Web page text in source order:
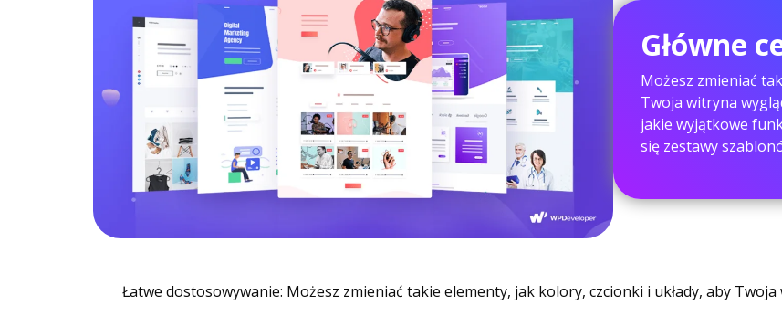
Główne
Możesz zmieniać
Twoja witryna
jakie wyjątkowe
się zestawy
Łatwe dostosowywanie: Możesz zmieniać takie elementy, jak kolory, czcionki i układy, aby Twoja